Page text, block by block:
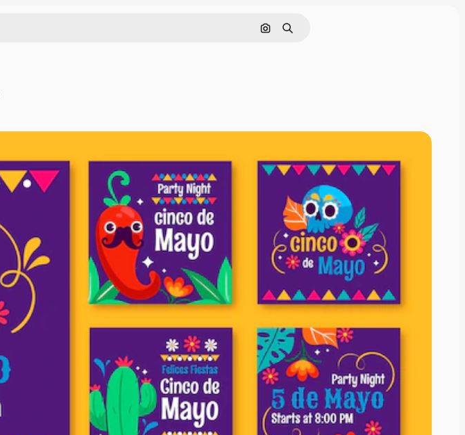
Cerca per immagine
Ricerca